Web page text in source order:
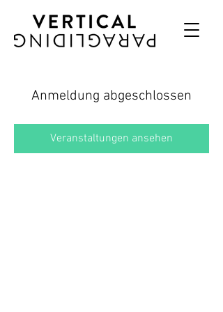
Anmeldung abgeschlossen
Veranstaltungen ansehen